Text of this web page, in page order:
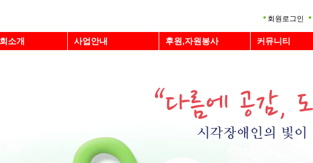
회원로그인
소개 사업안내 후원,자원봉사 커뮤니티